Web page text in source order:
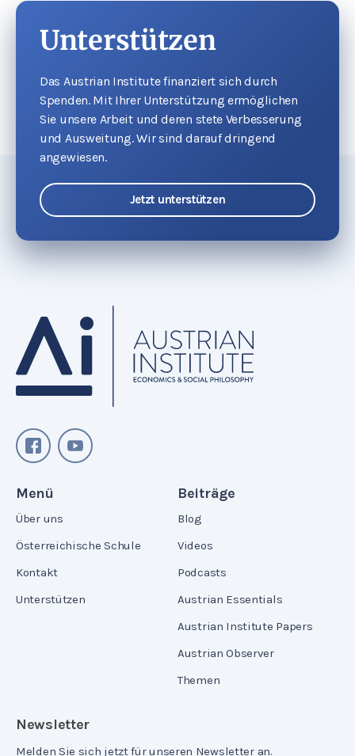
Unterstützen
Das Austrian Institute finanziert sich durch
Spenden. Mit Ihrer Unterstützung ermöglichen
Sie unsere Arbeit und deren stete Verbesserung
und Ausweitung. Wir sind darauf dringend
angewiesen.
Jetzt unterstützen
Menü
Über uns
Österreichische Schule
Kontakt
Unterstützen
Beiträge
Blog
Videos
Podcasts
Austrian Essentials
Austrian Institute Papers
Austrian Observer
Themen
Newsletter
Melden Sie sich jetzt für unseren Newsletter an.